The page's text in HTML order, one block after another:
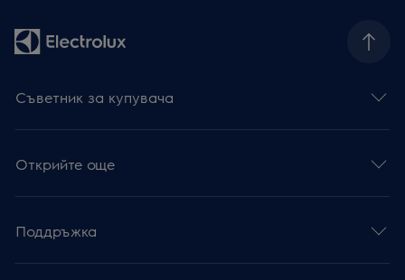
Съветник за купувача
Открийте още
Поддръжка